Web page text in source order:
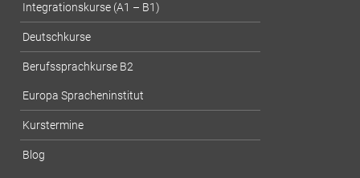
Integrationskurse (A1 – B1)
Deutschkurse
Berufssprachkurse B2
Europa Spracheninstitut
Kurstermine
Blog